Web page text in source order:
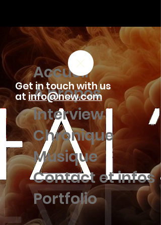
Accueil
À propos
Interview
Chronique
Musique
Contact et infos
Portfolio
Get in touch with us
atinfo@new.com